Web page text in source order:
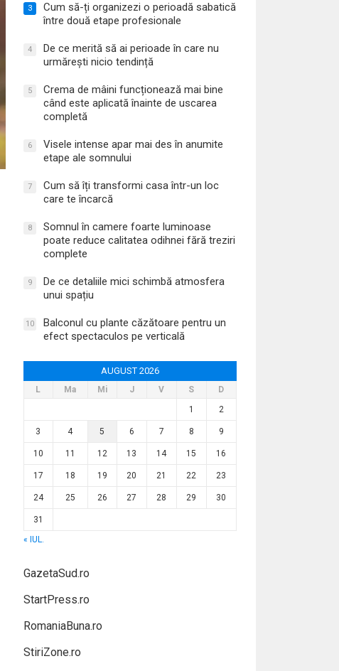
3
Cum să-ți organizezi o perioadă sabatică
între două etape profesionale
4
De ce merită să ai perioade în care nu
urmărești nicio tendință
5
Crema de mâini funcționează mai bine
când este aplicată înainte de uscarea
completă
6
Visele intense apar mai des în anumite
etape ale somnului
7
Cum să îți transformi casa într-un loc
care te încarcă
8
Somnul în camere foarte luminoase
poate reduce calitatea odihnei fără treziri
complete
9
De ce detaliile mici schimbă atmosfera
unui spațiu
10
Balconul cu plante căzătoare pentru un
efect spectaculos pe verticală
AUGUST 2026
L Ma Mi J V S
D
1
2
3 4 5 6 7 8 9
10 11 12 13 14 15 16
17 18 19 20 21 22 23
24 25 26 27 28 29 30
31
« IUL.
GazetaSud.ro
StartPress.ro
RomaniaBuna.ro
StiriZone.ro